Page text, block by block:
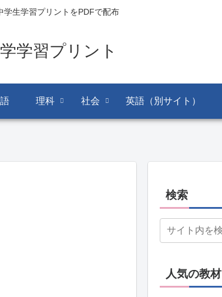
生学習プリントをPDFで配布
学習プリント
理科 社会 英語（別サイト）
検索
人気の教材